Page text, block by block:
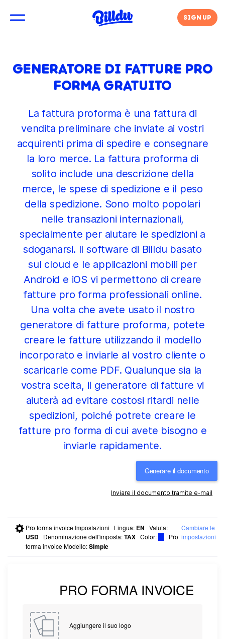
SIGN UP
GENERATORE DI FATTURE PRO
FORMA GRATUITO
La fattura proforma è una fattura di
vendita preliminare che inviate ai vostri
acquirenti prima di spedire e consegnare
la loro merce. La fattura proforma di
solito include una descrizione della
merce, le spese di spedizione e il peso
della spedizione. Sono molto popolari
nelle transazioni internazionali,
specialmente per aiutare le spedizioni a
sdoganarsi. Il software di Billdu basato
sul cloud e le applicazioni mobili per
Android e iOS vi permettono di creare
fatture pro forma professionali online.
Una volta che avete usato il nostro
generatore di fatture proforma, potete
creare le fatture utilizzando il modello
incorporato e inviarle al vostro cliente o
scaricarle come PDF. Qualunque sia la
vostra scelta, il generatore di fatture vi
aiuterà ad evitare costosi ritardi nelle
spedizioni, poiché potrete creare le
fatture pro forma di cui avete bisogno e
inviarle rapidamente.
Generare il documento
Inviare il documento tramite e-mail
Pro forma invoice Impostazioni Lingua: EN Valuta:
USD Denominazione dell'imposta:TAX Color:
Pro
forma invoice Modello:Simple
Cambiare le
impostazioni
Aggiungere il suo logo